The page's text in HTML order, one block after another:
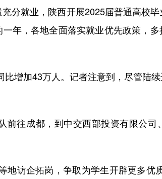
就业，陕西开展2025届普通高校毕
年，各地全面落实就业优先政策，多
加43万人。记者注意到，尽管陆续
往成都，到中交西部投资有限公司
访企拓岗，争取为学生开辟更多优